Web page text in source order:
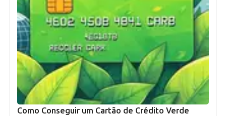
Como Conseguir um Cartão de Crédito Verde